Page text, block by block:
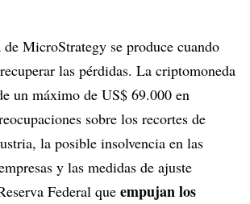
MicroStrategy se produce cuando
las pérdidas. La criptomoneda
un máximo de US$ 69.000 en
sobre los recortes de
la posible insolvencia en las
y las medidas de ajuste
Federal que empujan los